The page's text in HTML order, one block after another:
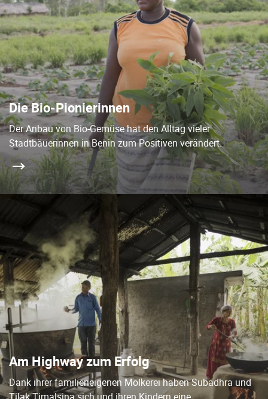
Die Bio-Pionierinnen
Der Anbau von Bio-Gemüse hat den Alltag vieler
Stadtbäuerinnen in Benin zum Positiven verändert.
Am Highway zum Erfolg
Dank ihrer familieneigenen Molkerei haben Subadhra und